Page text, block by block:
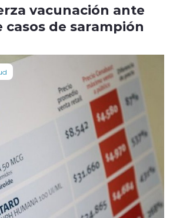
vacunación ante
de sarampión